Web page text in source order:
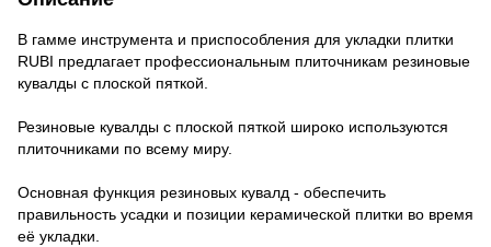
В гамме инструмента и приспособления для укладки плитки
RUBI предлагает профессиональным плиточникам резиновые
кувалды с плоской пяткой.
Резиновые кувалды с плоской пяткой широко используются
плиточниками по всему миру.
Основная функция резиновых кувалд - обеспечить
правильность усадки и позиции керамической плитки во время
её укладки.